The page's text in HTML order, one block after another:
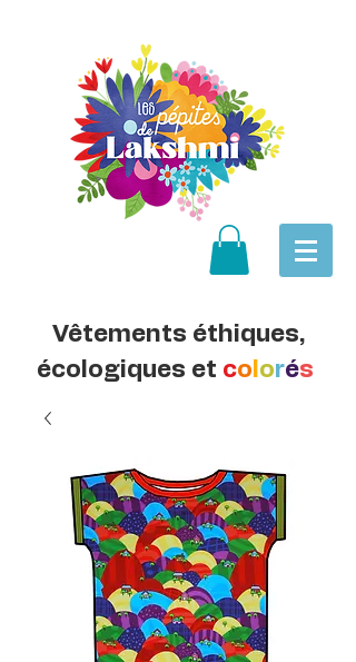
Vêtements éthiques,
écologiques et co orés